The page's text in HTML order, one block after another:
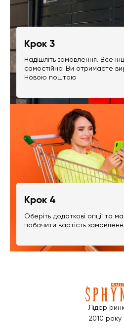
Крок 3
Надішліть замовлення. Все
самостійно. Ви отримаєте
Новою поштою
Крок 4
Оберіть додаткові опції та
побачити вартість
Лідер
2010 року